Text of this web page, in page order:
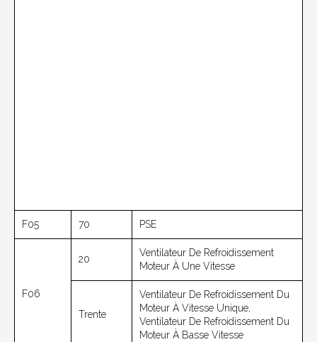
F05 70 PSE
F06
20
Ventilateur De Refroidissement
Moteur À Une Vitesse
Trente
Ventilateur De Refroidissement Du
Moteur À Vitesse Unique,
Ventilateur De Refroidissement Du
Moteur À Basse Vitesse